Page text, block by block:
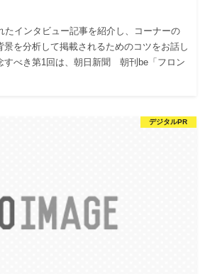
たインタビュー記事を紹介し、コーナーの
景を分析して掲載されるためのコツをお話し
すべき第1回は、朝日新聞 朝刊be「フロン
デジタルPR